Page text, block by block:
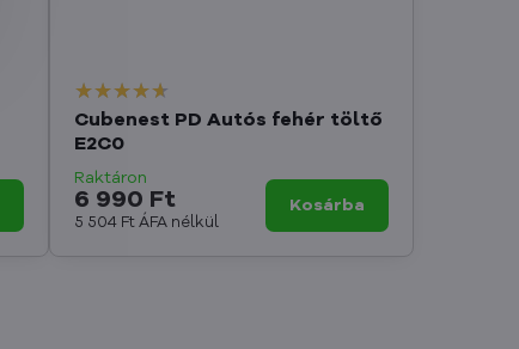
Cubenest PD Autós fehér töltő
E2C0
Raktáron
6 990 Ft
5 504 Ft ÁFA nélkül
Kosárba